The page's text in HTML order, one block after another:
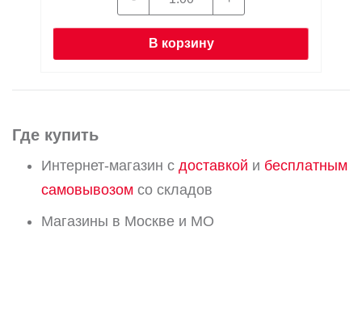
В корзину
Где купить
Интернет-магазин с доставкой и бесплатным
самовывозом со складов
Магазины в Москве и МО